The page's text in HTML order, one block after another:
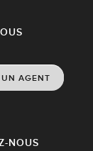
NOUS
UN AGENT